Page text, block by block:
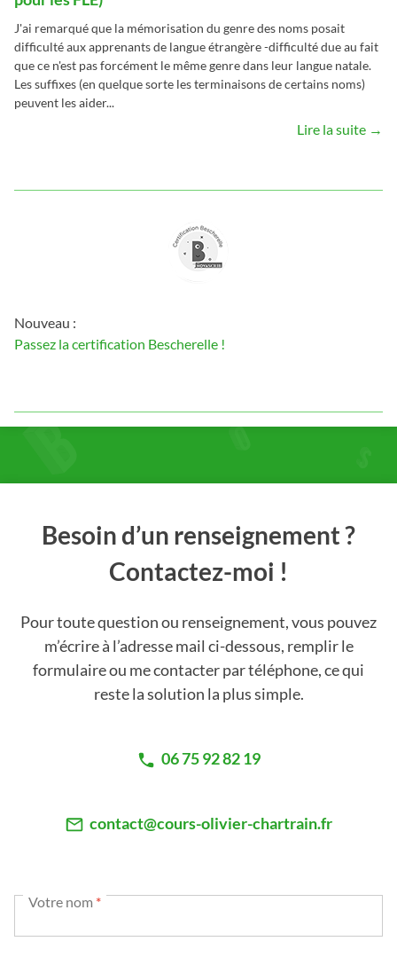
J'ai remarqué que la mémorisation du genre des noms posait
difficulté aux apprenants de langue étrangère -difficulté due au fait
que ce n'est pas forcément le même genre dans leur langue natale.
Les suffixes (en quelque sorte les terminaisons de certains noms)
peuvent les aider...
Lire la suite →
Nouveau :
Passez la certification Bescherelle !
Besoin d’un renseignement ?
Contactez-moi !
Pour toute question ou renseignement, vous pouvez
m’écrire à l’adresse mail ci-dessous, remplir le
formulaire ou me contacter par téléphone, ce qui
reste la solution la plus simple.
06 75 92 82 19
contact@cours-olivier-chartrain.fr
Votre nom *